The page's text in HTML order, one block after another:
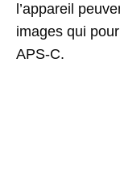
l’appareil
images qui
APS-C.